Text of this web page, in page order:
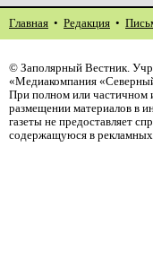
Главная • Редакция •
© Заполярный Вестник.
«Медиакомпания
При полном или частичном
размещении материалов в
газеты не предоставляет
содержащуюся в рекламных